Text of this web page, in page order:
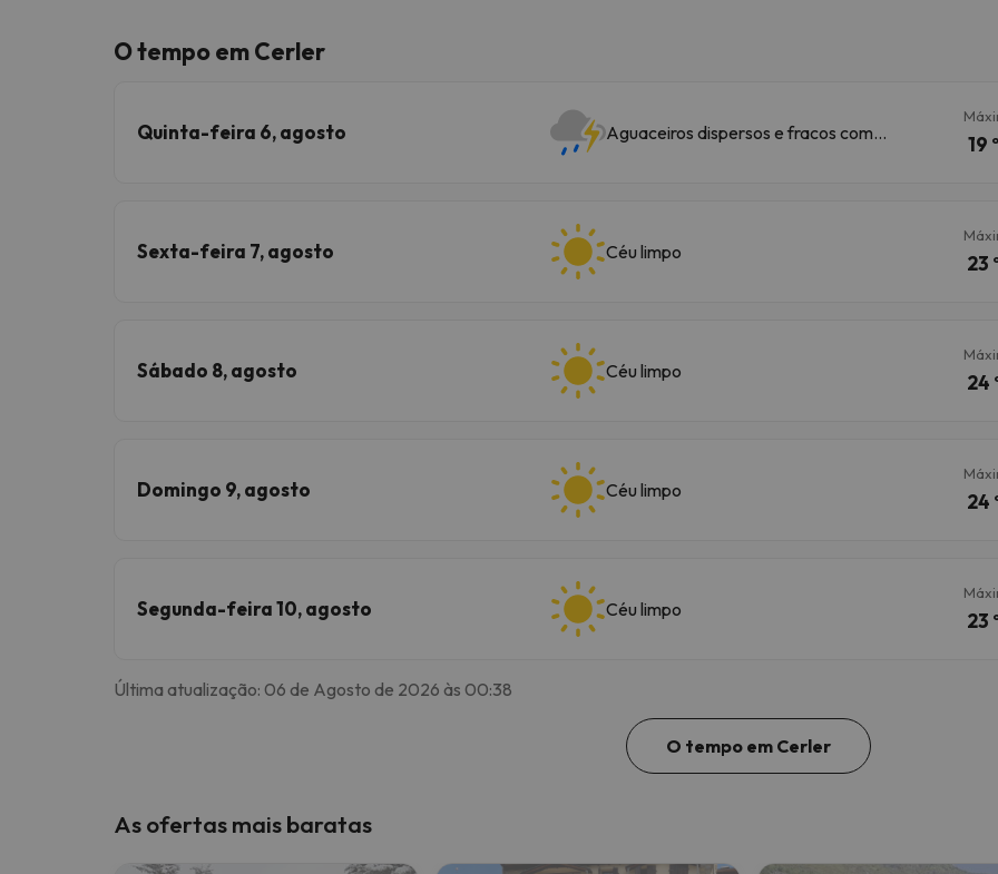
O tempo em Cerler
Quinta-feira 6, agosto
Aguaceiros dispersos e fracos com
19
Sexta-feira 7, agosto Céu limpo
23
Sábado 8, agosto Céu limpo
24
Domingo 9, agosto Céu limpo
24
Segunda-feira 10, agosto Céu limpo
23
Última atualização: 06 de Agosto de 2026 às 00:38
O tempo em Cerler
As ofertas mais baratas